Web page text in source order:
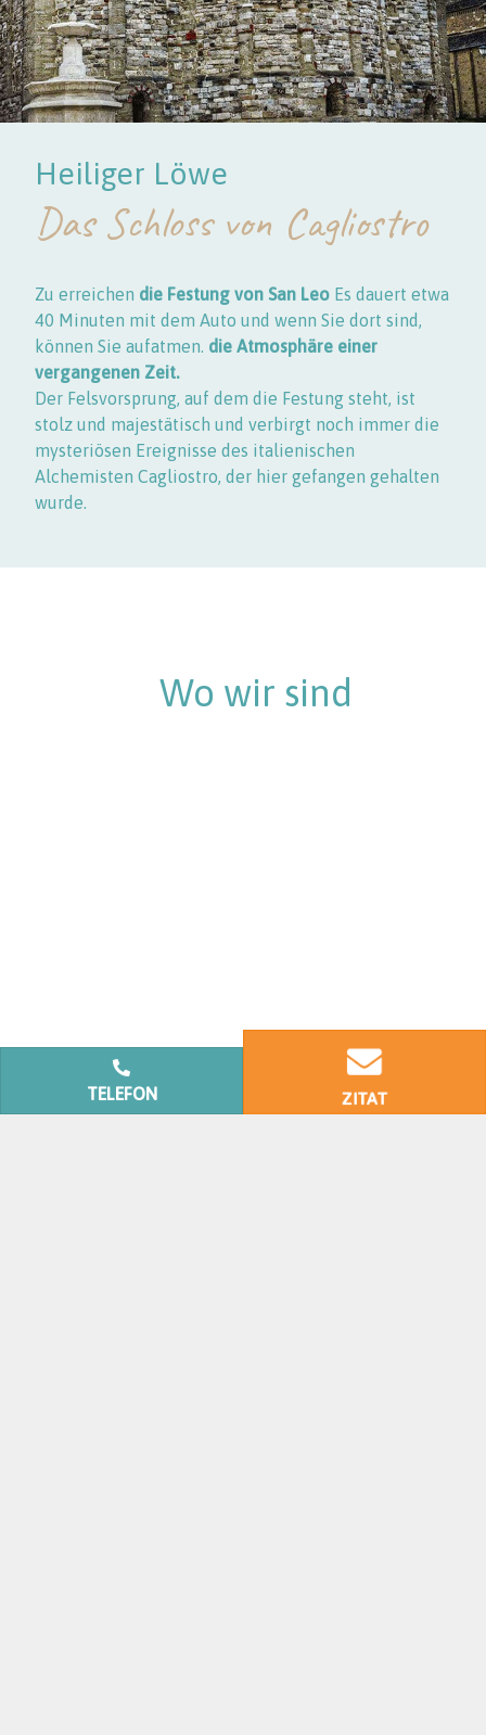
Heiliger Löwe
Das Schloss von Cagliostro
Zu erreichen die Festung von San Leo Es dauert etwa
40 Minuten mit dem Auto und wenn Sie dort sind,
können Sie aufatmen. die Atmosphäre einer
vergangenen Zeit.
Der Felsvorsprung, auf dem die Festung steht, ist
stolz und majestätisch und verbirgt noch immer die
mysteriösen Ereignisse des italienischen
Alchemisten Cagliostro, der hier gefangen gehalten
wurde.
Wo wir sind
TELEFON ZITAT